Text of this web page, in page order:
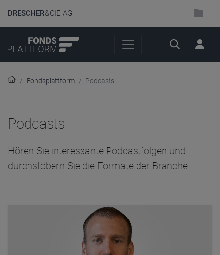
DRESCHER& CIE AG
Suche
Fondsplattform Podcasts
Podcasts
Hören Sie interessante Podcastfolgen und
durchstöbern Sie die Formate der Branche.